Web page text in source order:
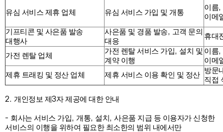
유심 서비스 제휴 업체 유심 서비스 가입 및 개통
이름,
이메
기프티콘 및 사은품 발송
대행사
사은품 및 경품 발송, 고객 문의
대응
휴대
가전 렌탈 업체
가전 렌탈 서비스 가입, 설치 및
계약 이행
이름,
이메
제휴 트래킹 및 정산 업체
제휴 서비스 이용 확인 및 정산
방문
직접
2. 개인정보 제 3자 제공에 대한 안내
- 회사는 서비스 가입, 개통, 설치 , 사은품 지급 등 이용자가 신청한
서비스의 이행을 위하여 필요한 최소한의 범위 내에서만